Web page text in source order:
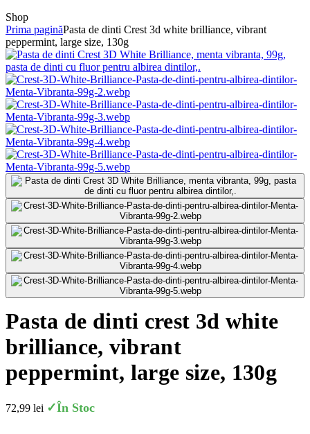
Shop
Prima paginăPasta de dinti Crest 3d white brilliance, vibrant
peppermint, large size, 130g
pasta de dinti crest 3d white
brilliance, vibrant
peppermint, large size, 130g
72,99 lei ✓În Stoc